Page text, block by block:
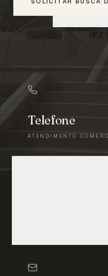
Telefone
ATENDIMENTO